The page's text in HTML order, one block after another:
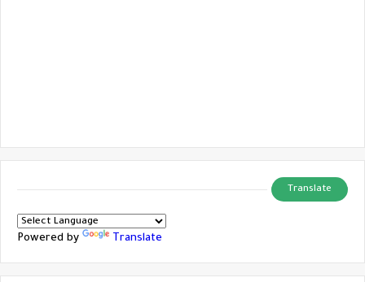
Translate
Powered by Translate